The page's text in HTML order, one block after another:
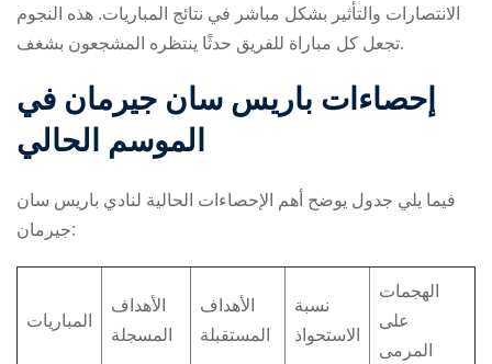
الانتصارات والتأثير بشكل مباشر في نتائج المباريات. هذه النجوم
تجعل كل مباراة للفريق حدثًا ينتظره المشجعون بشغف.
إحصاءات باريس سان جيرمان في
الموسم الحالي
فيما يلي جدول يوضح أهم الإحصاءات الحالية لنادي باريس سان
جيرمان:
المباريات
الأهداف
المسجلة
الأهداف
المستقبلة
نسبة
الاستحواذ
الهجمات
على
المرمى